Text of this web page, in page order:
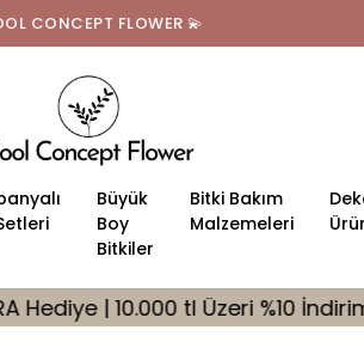
Tüm Türkiye'ye
Büyük
Boy
Bitkiler
Bitki Bakım
Malzemeleri
%10 İndirim Fırsatı 🎁 Tüm